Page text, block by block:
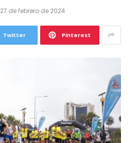
27 de febrero de 2024
Twitter Pinterest